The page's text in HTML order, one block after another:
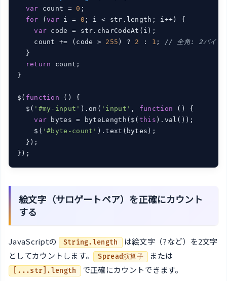
var count = 0 ;
for (var i = 0 ; i < str.length; i++) {
var code = str.charCodeAt(i);
    count += (code >
255 ) ? 2 : 1 ; // 全角: 2バイト
  }
return count;
}
$( function ( ) {
  $(
'#my-input' ).on( 'input' , function ( ) {
var bytes = byteLength($( this ).val());
    $(
'#byte-count' ).text(bytes);
  });
});
絵文字（サロゲートペア）を正確にカウント
する
JavaScriptの String.length
は絵文字（?など）を2文字
としてカウントします。 Spread演算子 または
[...str].length で正確にカウントできます。